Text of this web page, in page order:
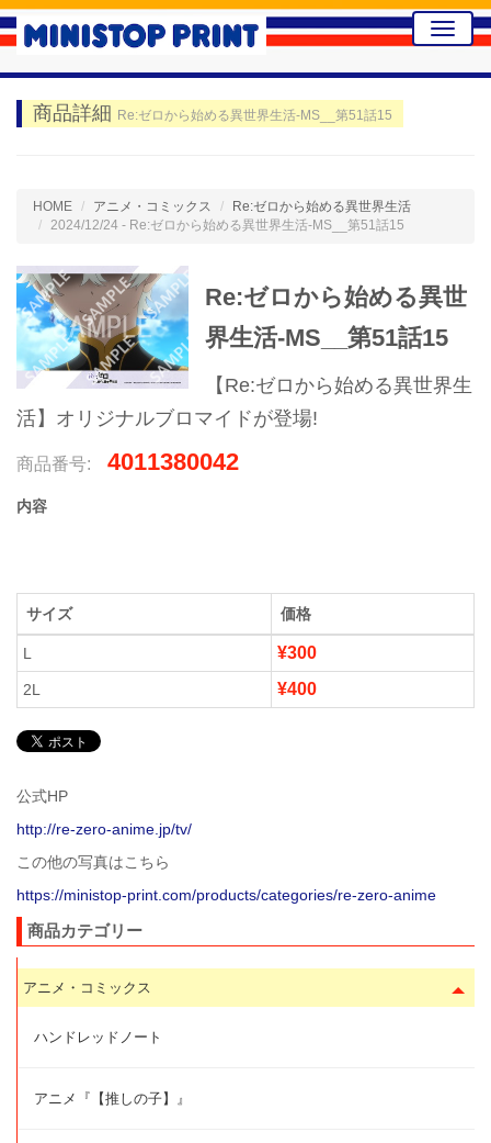
Toggle
商品詳細 Re:ゼロから始める異世界生活-MS__第51話15
HOME アニメ・コミックス
Re:ゼロから始める異世界生活
2024/12/24 - Re:ゼロから始める異世界生活-MS__第51話15
Re:ゼロから始める異世
界生活-MS__第51話15
【Re:ゼロから始める異世界生
活】オリジナルブロマイドが登場!
商品番号: 4011380042
内容
サイズ 価格
L ¥300
2L ¥400
公式HP
http://re-zero-anime.jp/tv/
この他の写真はこちら
https://ministop-print.com/products/categories/re-zero-anime
商品カテゴリー
アニメ・コミックス
ハンドレッドノート
アニメ『【推しの子】』